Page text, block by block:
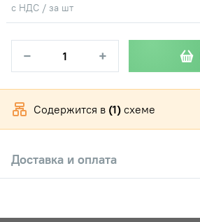
с НДС / за шт
− +
Содержится в (1) схеме
Доставка и оплата